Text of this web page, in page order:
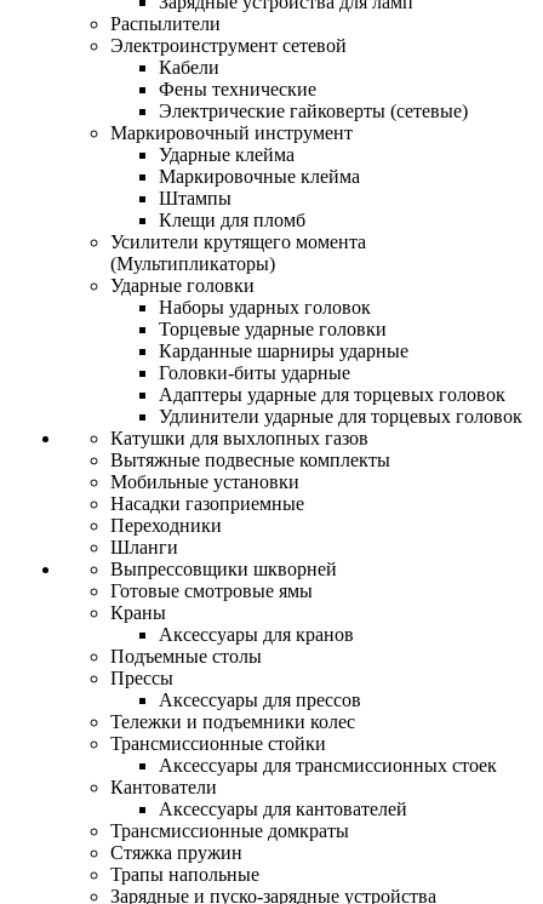
Распылители
Электроинструмент сетевой
Кабели
Фены технические
Электрические гайковерты (сетевые)
Маркировочный инструмент
Ударные клейма
Маркировочные клейма
Штампы
Клещи для пломб
Усилители крутящего момента
(Мультипликаторы)
Ударные головки
Наборы ударных головок
Торцевые ударные головки
Карданные шарниры ударные
Головки-биты ударные
Адаптеры ударные для торцевых головок
Удлинители ударные для торцевых головок
Катушки для выхлопных газов
Вытяжные подвесные комплекты
Мобильные установки
Насадки газоприемные
Переходники
Шланги
Выпрессовщики шкворней
Готовые смотровые ямы
Краны
Аксессуары для кранов
Подъемные столы
Прессы
Аксессуары для прессов
Тележки и подъемники колес
Трансмиссионные стойки
Аксессуары для трансмиссионных стоек
Кантователи
Аксессуары для кантователей
Трансмиссионные домкраты
Стяжка пружин
Трапы напольные
Зарядные и пуско-зарядные устройства